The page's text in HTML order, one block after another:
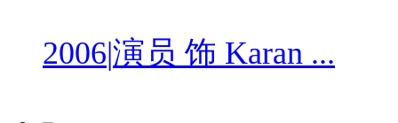
2006|演员 饰 Karan ...